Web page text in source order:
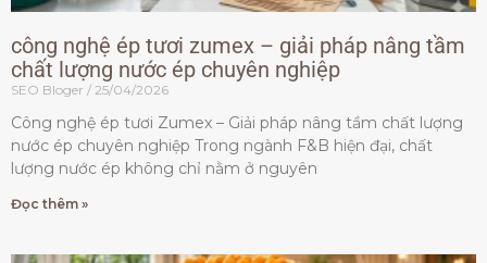
công nghệ ép tươi zumex – giải pháp nâng tầm
chất lượng nước ép chuyên nghiệp
SEO Bloger 25/04/2026
Công nghệ ép tươi Zumex – Giải pháp nâng tầm chất lượng
nước ép chuyên nghiệp Trong ngành F&B hiện đại, chất
lượng nước ép không chỉ nằm ở nguyên
Đọc thêm »